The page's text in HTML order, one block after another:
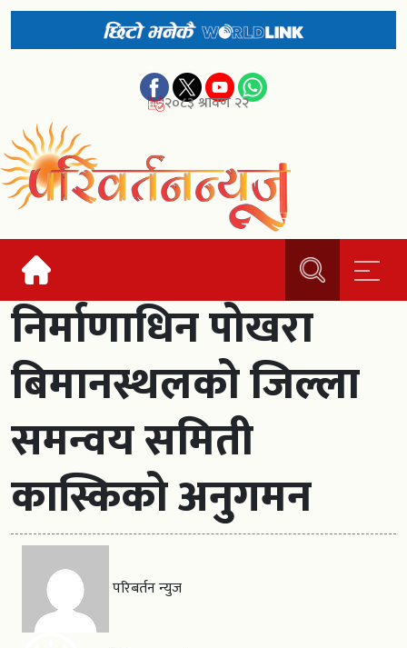
२०८३ श्रावण २२
निर्माणाधिन पोखरा
बिमानस्थलको जिल्ला
समन्वय समिती
कास्किको अनुगमन
परिबर्तन न्युज